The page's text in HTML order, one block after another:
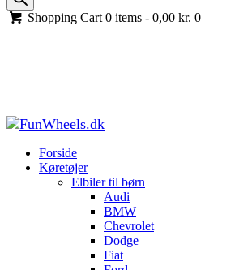
Shopping Cart 0 items -0,00kr. 0
Forside
Køretøjer
Elbiler til børn
Audi
BMW
Chevrolet
Dodge
Fiat